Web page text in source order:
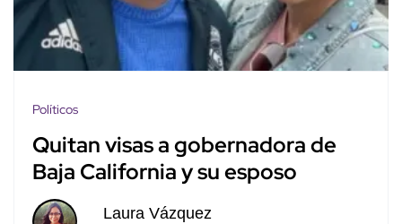
Políticos
Quitan visas a gobernadora de
Baja California y su esposo
Laura Vázquez